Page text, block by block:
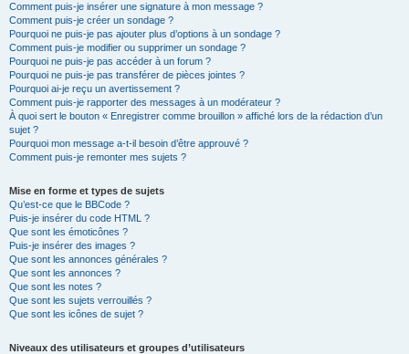
Comment puis-je insérer une signature à mon message ?
Comment puis-je créer un sondage ?
Pourquoi ne puis-je pas ajouter plus d’options à un sondage ?
Comment puis-je modifier ou supprimer un sondage ?
Pourquoi ne puis-je pas accéder à un forum ?
Pourquoi ne puis-je pas transférer de pièces jointes ?
Pourquoi ai-je reçu un avertissement ?
Comment puis-je rapporter des messages à un modérateur ?
À quoi sert le bouton « Enregistrer comme brouillon » affiché lors de la rédaction d’un
sujet ?
Pourquoi mon message a-t-il besoin d’être approuvé ?
Comment puis-je remonter mes sujets ?
Mise en forme et types de sujets
Qu’est-ce que le BBCode ?
Puis-je insérer du code HTML ?
Que sont les émoticônes ?
Puis-je insérer des images ?
Que sont les annonces générales ?
Que sont les annonces ?
Que sont les notes ?
Que sont les sujets verrouillés ?
Que sont les icônes de sujet ?
Niveaux des utilisateurs et groupes d’utilisateurs